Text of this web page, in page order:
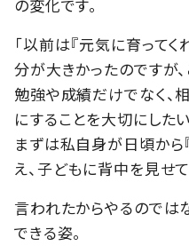
の変化です。
「以前は『元気に育って
分が大きかったのですが
勉強や成績だけでなく、
にすることを大切にした
まずは私自身が日頃から
え、子どもに背中を見せ
言われたからやるのでは
できる姿。